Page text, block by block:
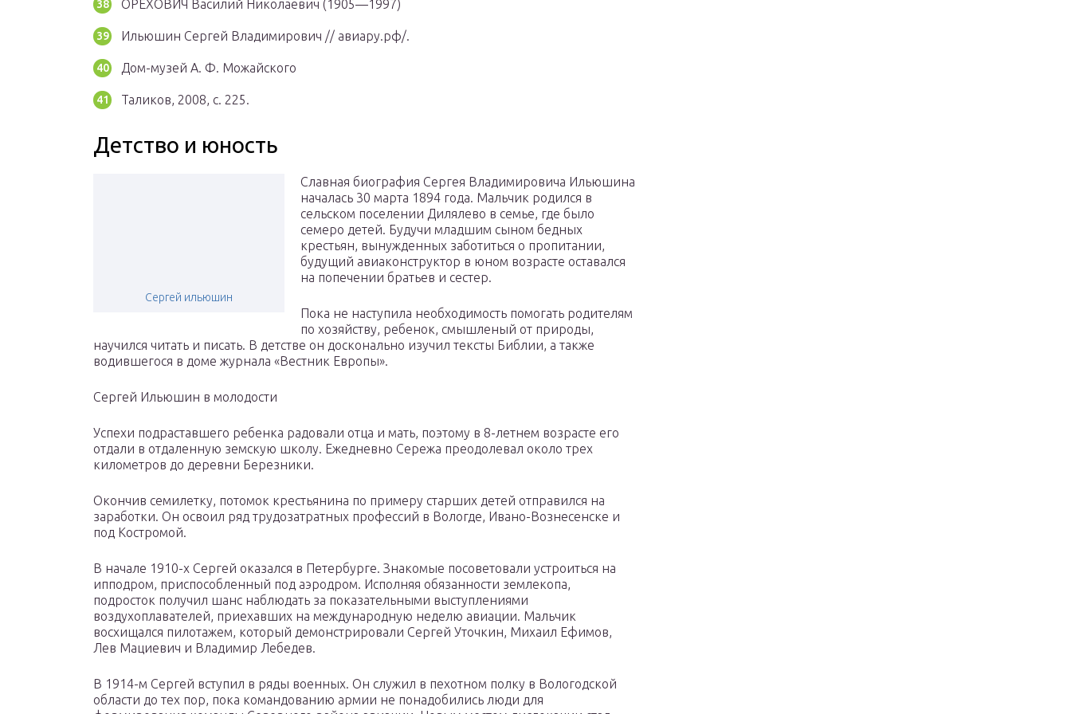
ОРЕХОВИЧ Василий Николаевич (1905—1997)
Ильюшин Сергей Владимирович // авиару.рф/.
Дом-музей А. Ф. Можайского
Таликов, 2008, с. 225.
Детство и юность
Сергей ильюшин
Славная биография Сергея Владимировича Ильюшина
началась 30 марта 1894 года. Мальчик родился в
сельском поселении Дилялево в семье, где было
семеро детей. Будучи младшим сыном бедных
крестьян, вынужденных заботиться о пропитании,
будущий авиаконструктор в юном возрасте оставался
на попечении братьев и сестер.
Пока не наступила необходимость помогать родителям
по хозяйству, ребенок, смышленый от природы,
научился читать и писать. В детстве он досконально изучил тексты Библии, а также
водившегося в доме журнала «Вестник Европы».
Сергей Ильюшин в молодости
Успехи подраставшего ребенка радовали отца и мать, поэтому в 8-летнем возрасте его
отдали в отдаленную земскую школу. Ежедневно Сережа преодолевал около трех
километров до деревни Березники.
Окончив семилетку, потомок крестьянина по примеру старших детей отправился на
заработки. Он освоил ряд трудозатратных профессий в Вологде, Ивано-Вознесенске и
под Костромой.
В начале 1910-х Сергей оказался в Петербурге. Знакомые посоветовали устроиться на
ипподром, приспособленный под аэродром. Исполняя обязанности землекопа,
подросток получил шанс наблюдать за показательными выступлениями
воздухоплавателей, приехавших на международную неделю авиации. Мальчик
восхищался пилотажем, который демонстрировали Сергей Уточкин, Михаил Ефимов,
Лев Мациевич и Владимир Лебедев.
В 1914-м Сергей вступил в ряды военных. Он служил в пехотном полку в Вологодской
области до тех пор, пока командованию армии не понадобились люди для